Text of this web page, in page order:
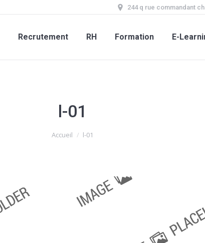
244 q rue commandant
Recrutement RH Formation E-
l-01
Accueil l-01